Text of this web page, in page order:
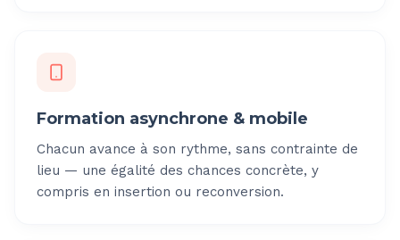
Formation asynchrone & mobile
Chacun avance à son rythme, sans contrainte de
lieu — une égalité des chances concrète, y
compris en insertion ou reconversion.